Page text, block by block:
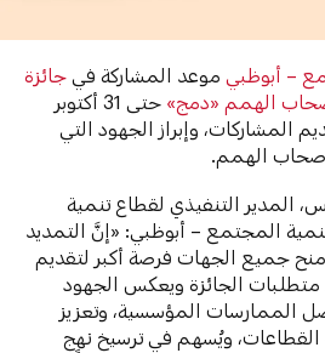
– أبوظبي موعد المشاركة في جائزة
الهمم «دمج»
حتى 31 أكتوبر
المشاركات، وإبراز الجهود التي
الهمم.
المدير التنفيذي لقطاع تنمية
المجتمع – أبوظبي: «إنَّ التمديد
جميع الجهات فرصة أكبر لتقديم
متطلبات الجائزة ويعكس الجهود
الممارسات المؤسسية، وتعزيز
ويُسهم في ترسيخ نهج